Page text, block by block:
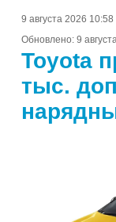
9 августа 2026 10:58
Обновлено: 9
Toyota
тыс.